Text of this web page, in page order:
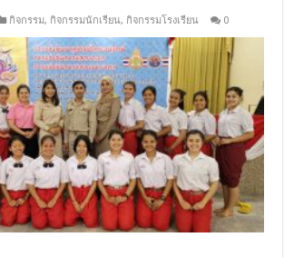
กิจกรรม, กิจกรรมนักเรียน, กิจกรรมโรงเรียน 0